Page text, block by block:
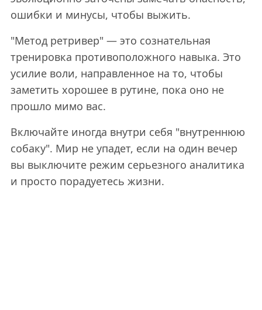
ошибки и минусы, чтобы выжить.
"Метод ретривер" — это сознательная
тренировка противоположного навыка. Это
усилие воли, направленное на то, чтобы
заметить хорошее в рутине, пока оно не
прошло мимо вас.
Включайте иногда внутри себя "внутреннюю
собаку". Мир не упадет, если на один вечер
вы выключите режим серьезного аналитика
и просто порадуетесь жизни.